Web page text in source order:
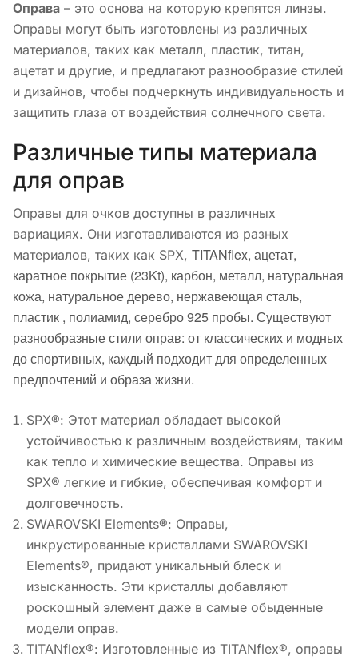
Оправа – это основа на которую крепятся линзы.
Оправы могут быть изготовлены из различных
материалов, таких как металл, пластик, титан,
ацетат и другие, и предлагают разнообразие стилей
и дизайнов, чтобы подчеркнуть индивидуальность и
защитить глаза от воздействия солнечного света.
Различные типы материала
для оправ
Оправы для очков доступны в различных
вариациях. Они изготавливаются из разных
материалов, таких как SPX, TITANflex, ацетат,
каратное покрытие (23Kt), карбон, металл, натуральная
кожа, натуральное дерево, нержавеющая сталь,
пластик , полиамид, серебро 925 пробы. Существуют
разнообразные стили оправ: от классических и модных
до спортивных, каждый подходит для определенных
предпочтений и образа жизни.
SPX®: Этот материал обладает высокой
устойчивостью к различным воздействиям, таким
как тепло и химические вещества. Оправы из
SPX® легкие и гибкие, обеспечивая комфорт и
долговечность.
SWAROVSKI Elements®: Оправы,
инкрустированные кристаллами SWAROVSKI
Elements®, придают уникальный блеск и
изысканность. Эти кристаллы добавляют
роскошный элемент даже в самые обыденные
модели оправ.
TITANflex®: Изготовленные из TITANflex®, оправы